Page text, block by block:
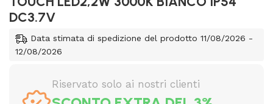
DC3.7V
Data stimata di spedizione del prodotto 11/08/2026 -
12/08/2026
Riservato solo ai nostri clienti